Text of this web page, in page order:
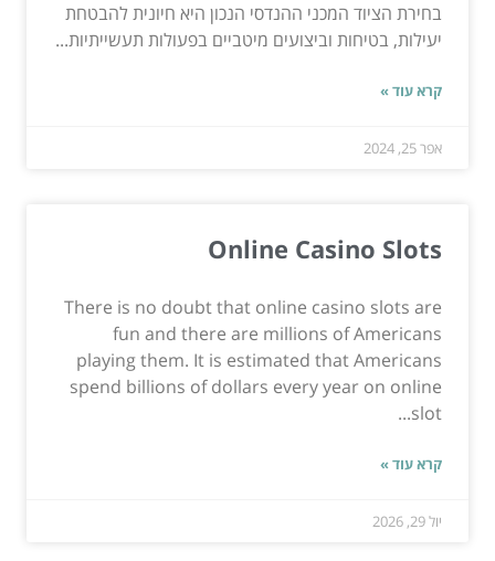
בחירת הציוד המכני ההנדסי הנכון היא חיונית להבטחת
יעילות, בטיחות וביצועים מיטביים בפעולות תעשייתיות...
קרא עוד »
אפר 25, 2024
Online Casino Slots
There is no doubt that online casino slots are
fun and there are millions of Americans
playing them. It is estimated that Americans
spend billions of dollars every year on online
slot...
קרא עוד »
יול 29, 2026